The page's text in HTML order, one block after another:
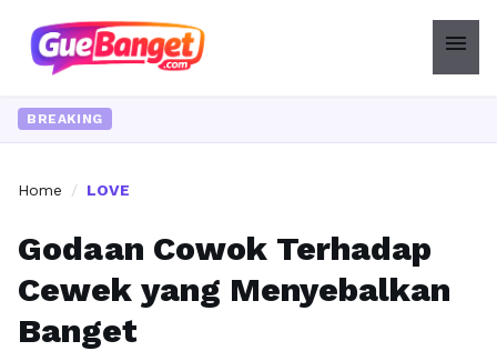
menu
BREAKING
Home / LOVE
Godaan Cowok Terhadap
Cewek yang Menyebalkan
Banget